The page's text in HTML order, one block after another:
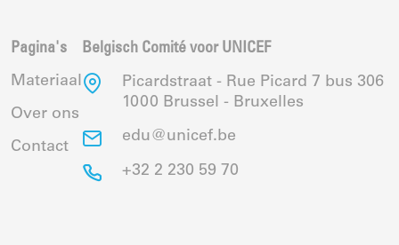
Pagina's
Materiaal
Over ons
Contact
Belgisch Comité voor UNICEF
Picardstraat - Rue Picard 7 bus 306
1000 Brussel - Bruxelles
edu@unicef.be
+32 2 230 59 70